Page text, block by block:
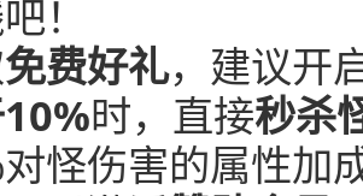
！
免费好礼，建议开
时，直接秒杀
怪伤害的属性加